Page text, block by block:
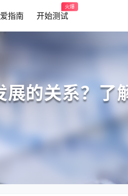
指南 开始测试
火爆
的关系？了